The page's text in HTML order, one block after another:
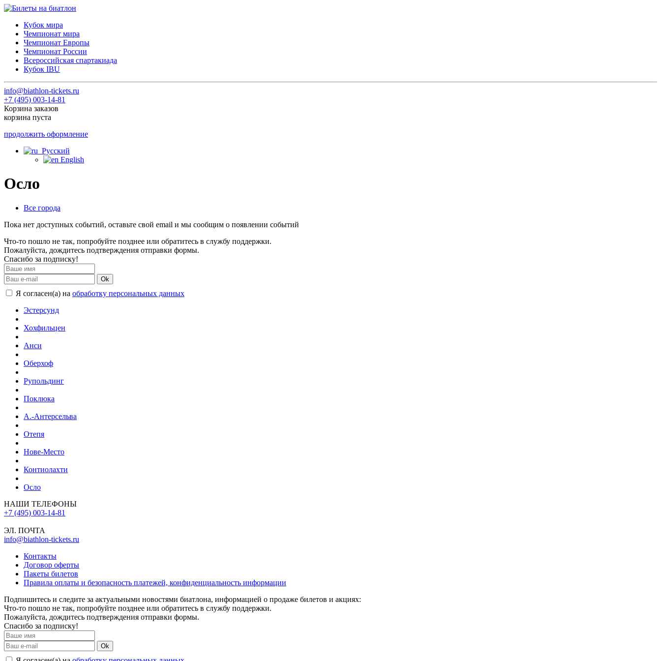
Кубок мира
Чемпионат мира
Чемпионат Европы
Чемпионат России
Всероссийская спартакиада
Кубок IBU
info@biathlon-tickets.ru
+7 (495) 003-14-81
Корзина заказов
корзина пуста
продолжить оформление
Русский
English
Осло
Все города
Пока нет доступных событий, оставьте свой email и мы сообщим о появлении событий
Что-то пошло не так, попробуйте позднее или обратитесь в службу поддержки.
Пожалуйста, дождитесь подтверждения отправки формы.
Спасибо за подписку!
Ok
Я согласен(а) на обработку персональных данных
Эстерсунд
Хохфильцен
Анси
Оберхоф
Рупольдинг
Поклюка
А.-Антерсельва
Отепя
Нове-Место
Контиолахти
Осло
НАШИ ТЕЛЕФОНЫ
+7 (495) 003-14-81
ЭЛ. ПОЧТА
info@biathlon-tickets.ru
Контакты
Договор оферты
Пакеты билетов
Правила оплаты и безопасность платежей, конфиденциальность информации
Подпишитесь и следите за актуальными новостями биатлона, информацией о продаже билетов и акциях:
Что-то пошло не так, попробуйте позднее или обратитесь в службу поддержки.
Пожалуйста, дождитесь подтверждения отправки формы.
Спасибо за подписку!
Ok